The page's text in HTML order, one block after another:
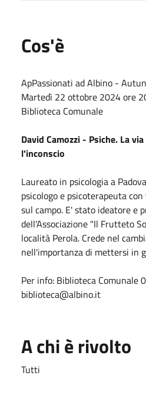
Cos'è
ApPassionati ad Albino -
Martedì 22 ottobre 2024 ore
Biblioteca Comunale
David Camozzi - Psiche. La
l'inconscio
Laureato in psicologia a
psicologo e psicoterapeuta
sul campo. E' stato ideatore e
dell'Associazione "Il Frutteto
località Perola. Crede nel
nell'importanza di mettersi in
Per info: Biblioteca Comunale
biblioteca@albino.it
A chi è rivolto
Tutti